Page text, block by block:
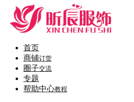
首页
商铺订货
圈子交流
专题
帮助中心教程